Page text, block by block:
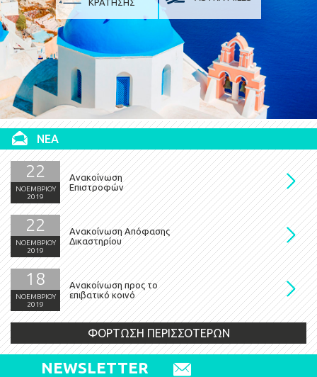
ΚΡΑΤΗΣΗΣ
ΝΕΑ
22
ΝΟΕΜΒΡΙΟΥ
2019
Ανακοίνωση
Επιστροφών
22
ΝΟΕΜΒΡΙΟΥ
2019
Ανακοίνωση Απόφασης
Δικαστηρίου
18
ΝΟΕΜΒΡΙΟΥ
2019
Ανακοίνωση προς το
επιβατικό κοινό
ΦΟΡΤΩΣΗ ΠΕΡΙΣΣΟΤΕΡΩΝ
NEWSLETTER